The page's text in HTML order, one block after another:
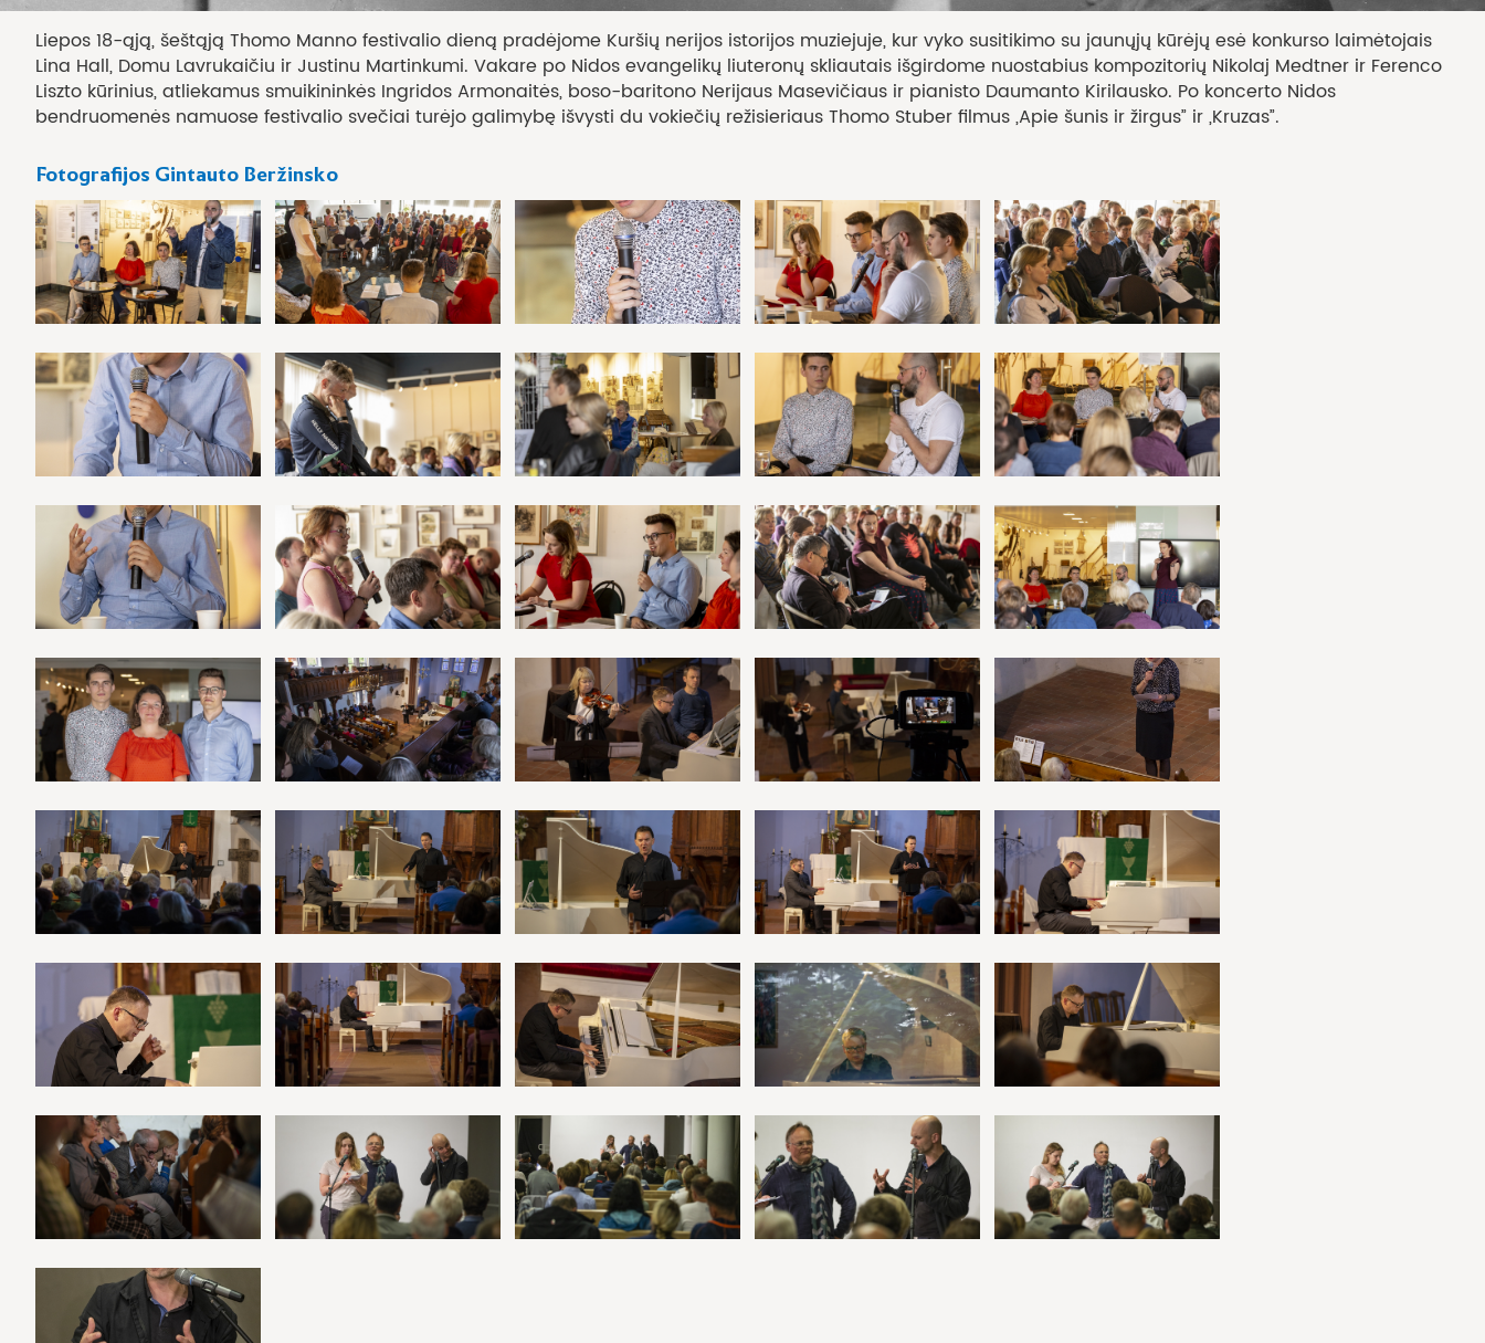
Liepos 18-ąją, šeštąją Thomo Manno festivalio dieną pradėjome Kuršių nerijos istorijos muziejuje, kur vyko susitikimo su jaunųjų kūrėjų esė konkurso laimėtojais
Lina Hall, Domu Lavrukaičiu ir Justinu Martinkumi. Vakare po Nidos evangelikų liuteronų skliautais išgirdome nuostabius kompozitorių Nikolaj Medtner ir Ferenco
Liszto kūrinius, atliekamus smuikininkės Ingridos Armonaitės, boso-baritono Nerijaus Masevičiaus ir pianisto Daumanto Kirilausko. Po koncerto Nidos
bendruomenės namuose festivalio svečiai turėjo galimybę išvysti du vokiečių režisieriaus Thomo Stuber filmus „Apie šunis ir žirgus” ir „Kruzas”.
Fotografijos Gintauto Beržinsko